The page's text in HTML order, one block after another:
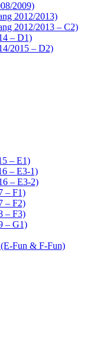
2009)
2012/2013)
2012/2013 – C2)
– D1)
2015 – D2)
– E1)
– E3-1)
– E3-2)
– F1)
– F2)
– F3)
– G1)
Fun & F-Fun)